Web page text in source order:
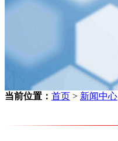
当前位置： 首页 > 新闻中心